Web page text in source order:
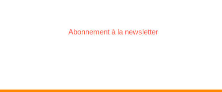
Abonnement à la newsletter